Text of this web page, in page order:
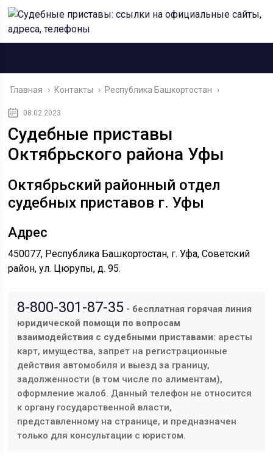
Главная › Контакты › Республика Башкортостан ›
08.02.2023
Судебные приставы
Октябрьского района Уфы
Октябрьский районный отдел
судебных приставов г. Уфы
Адрес
450077, Республика Башкортостан, г. Уфа, Советский
район, ул. Цюрупы, д. 95.
8-800-301-87-35 - бесплатная горячая линия
юридической помощи по вопросам
взаимодействия с судебными приставами: аресты
карт, имущества, запрет на регистрационные
действия автомобиля и выезд за границу,
задолженности (в том числе по алиментам),
оформление жалоб. Данный телефон не относится
к органу государственной власти,
представленному на странице, и предназначен
только для консультации с юристом.